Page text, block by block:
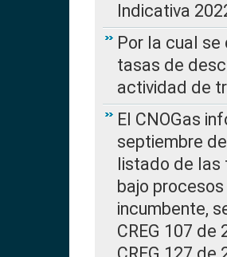
Indicativa
Por la cual
tasas de
actividad de
El CNOGas
septiembre
listado de las
bajo
incumbente,
CREG 107